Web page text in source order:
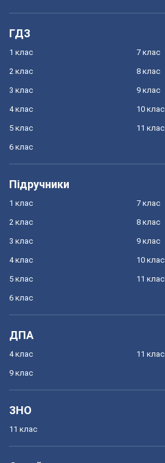
ГДЗ
1 клас
2 клас
3 клас
4 клас
5 клас
6 клас
7 клас
8 клас
9 клас
10 клас
11 клас
Підручники
1 клас
2 клас
3 клас
4 клас
5 клас
6 клас
7 клас
8 клас
9 клас
10 клас
11 клас
ДПА
4 клас
9 клас
11 клас
ЗНО
11 клас